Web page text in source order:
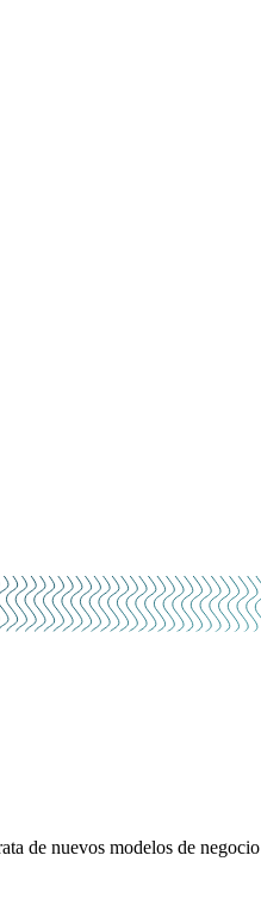
de nuevos modelos de negocio